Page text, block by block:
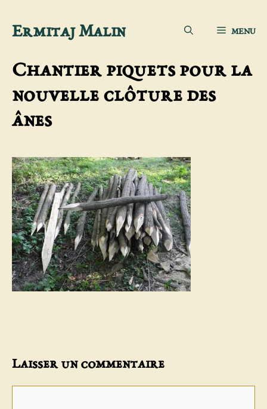
Aller
contenu
Ermitaj Malin MENU
Chantier piquets pour la
nouvelle clôture des
ânes
Laisser un commentaire